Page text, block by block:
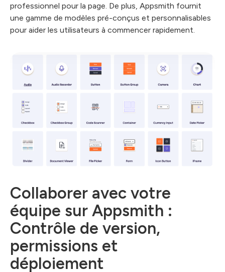
professionnel pour la page. De plus, Appsmith fournit
une gamme de modèles pré-conçus et personnalisables
pour aider les utilisateurs à commencer rapidement.
Collaborer avec votre
équipe sur Appsmith :
Contrôle de version,
permissions et
déploiement